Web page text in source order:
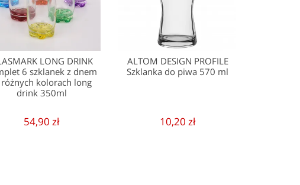
LONG DRINK
6 szklanek z dnem
kolorach long
drink 350ml
54,90 zł
ALTOM DESIGN PROFILE
Szklanka do piwa 570 ml
10,20 zł